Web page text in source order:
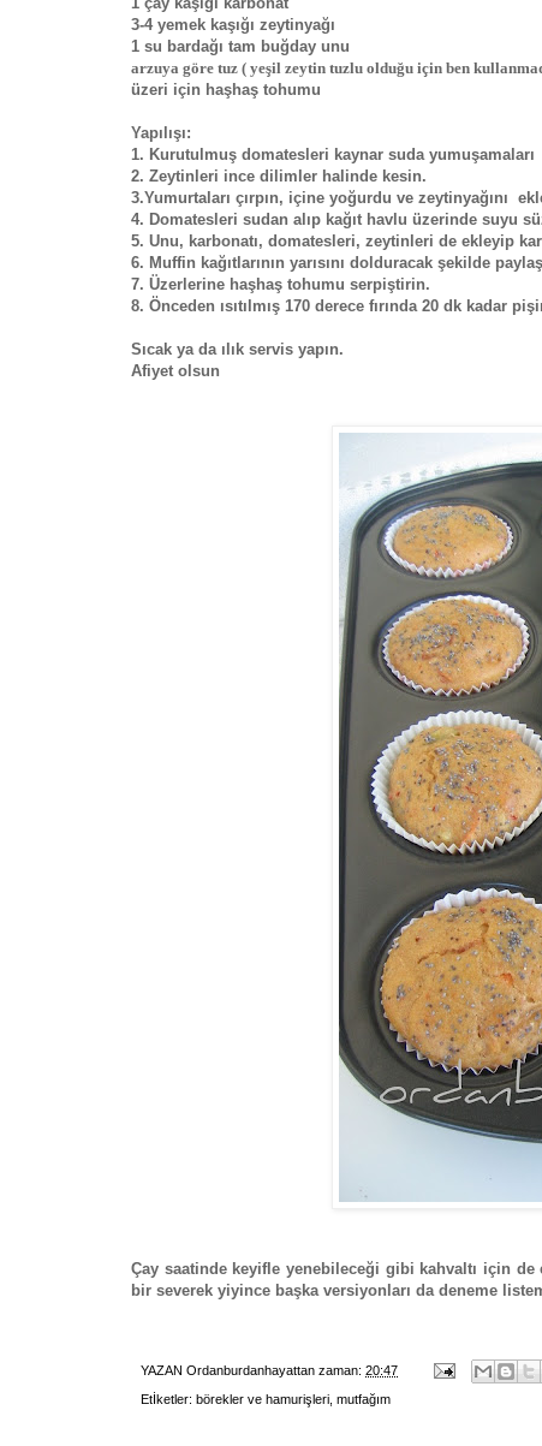
3-4 yemek kaşığı zeytinyağı
1 su bardağı tam buğday unu
arzuya göre tuz ( yeşil zeytin tuzlu olduğu için ben
üzeri için haşhaş tohumu
Yapılışı:
1. Kurutulmuş domatesleri kaynar suda
2. Zeytinleri ince dilimler halinde kesin.
3.Yumurtaları çırpın, içine yoğurdu ve zeytinyağını
4. Domatesleri sudan alıp kağıt havlu üzerinde suyu
5. Unu, karbonatı, domatesleri, zeytinleri de ekleyip
6. Muffin kağıtlarının yarısını dolduracak şekilde
7. Üzerlerine haşhaş tohumu serpiştirin.
8. Önceden ısıtılmış 170 derece fırında 20 dk kadar
Sıcak ya da ılık servis yapın.
Afiyet olsun
Çay saatinde keyifle yenebileceği gibi kahvaltı için
bir severek yiyince başka versiyonları da deneme
YAZAN Ordanburdanhayattan zaman: 20:47
Etİketler: börekler ve hamurişleri mutfağım